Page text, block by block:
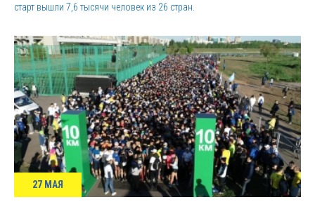
старт вышли 7,6 тысячи человек из 26 стран.
27 МАЯ